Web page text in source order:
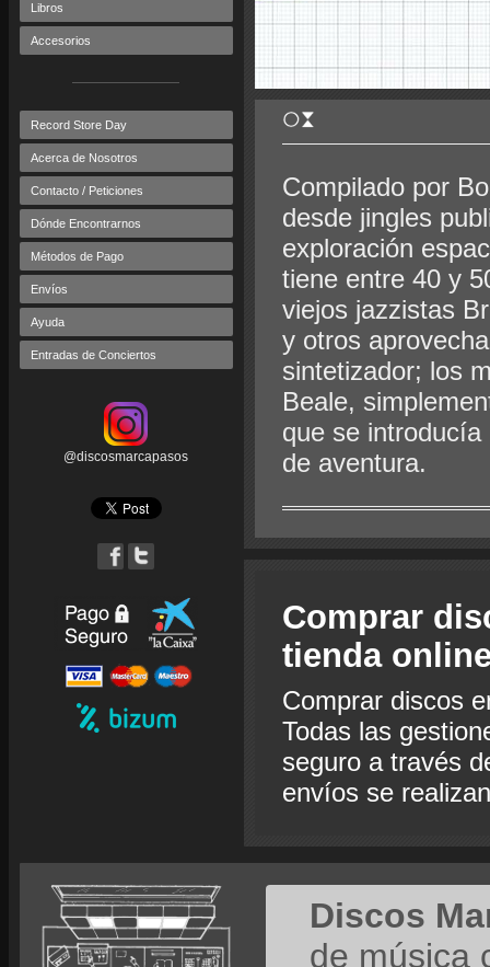
Libros
Accesorios
Record Store Day
Acerca de Nosotros
Contacto / Peticiones
Dónde Encontrarnos
Métodos de Pago
Envíos
Ayuda
Entradas de Conciertos
@discosmarcapasos
Compilado por
desde jingles
exploración
tiene entre 40 y
viejos jazzistas
y otros
sintetizador; los
Beale,
que se
de aventura.
Comprar
tienda
Comprar discos
Todas las
seguro a través
envíos se
Discos
de música